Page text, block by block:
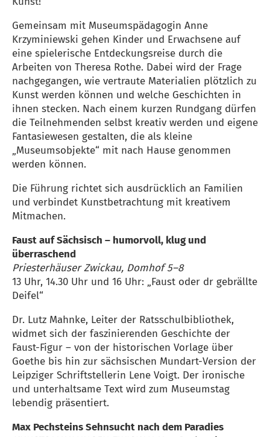
Gemeinsam mit Museumspädagogin Anne
Krzyminiewski gehen Kinder und Erwachsene auf
eine spielerische Entdeckungsreise durch die
Arbeiten von Theresa Rothe. Dabei wird der Frage
nachgegangen, wie vertraute Materialien plötzlich zu
Kunst werden können und welche Geschichten in
ihnen stecken. Nach einem kurzen Rundgang dürfen
die Teilnehmenden selbst kreativ werden und eigene
Fantasiewesen gestalten, die als kleine
„Museumsobjekte“ mit nach Hause genommen
werden können.
Die Führung richtet sich ausdrücklich an Familien
und verbindet Kunstbetrachtung mit kreativem
Mitmachen.
Faust auf Sächsisch – humorvoll, klug und
überraschend
Priesterhäuser Zwickau, Domhof 5–8
13 Uhr, 14.30 Uhr und 16 Uhr: „Faust oder dr gebrällte
Deifel“
Dr. Lutz Mahnke, Leiter der Ratsschulbibliothek,
widmet sich der faszinierenden Geschichte der
Faust-Figur – von der historischen Vorlage über
Goethe bis hin zur sächsischen Mundart-Version der
Leipziger Schriftstellerin Lene Voigt. Der ironische
und unterhaltsame Text wird zum Museumstag
lebendig präsentiert.
Max Pechsteins Sehnsucht nach dem Paradies